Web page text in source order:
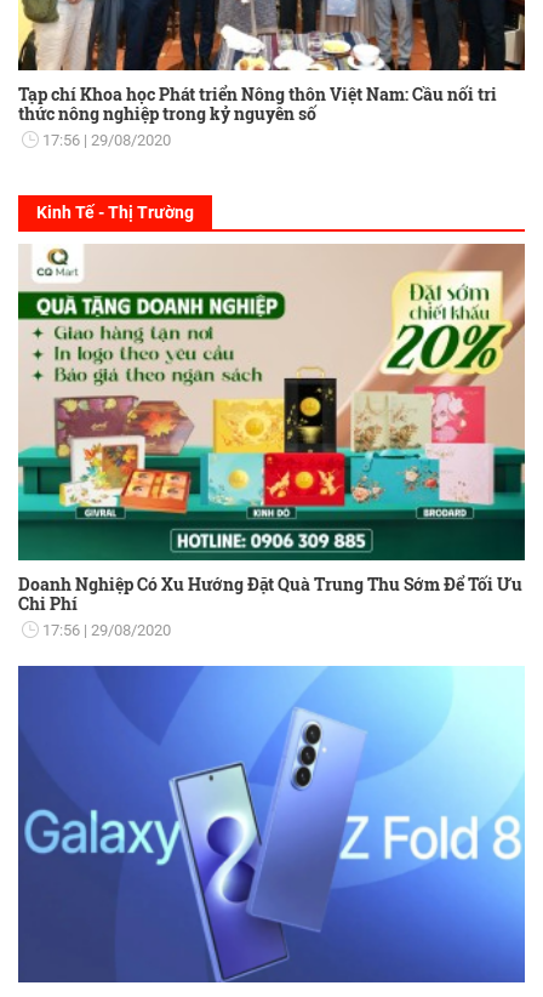
Tạp chí Khoa học Phát triển Nông thôn Việt Nam: Cầu nối tri
thức nông nghiệp trong kỷ nguyên số
17:56 29/08/2020
Kinh Tế - Thị Trường
Doanh Nghiệp Có Xu Hướng Đặt Quà Trung Thu Sớm Để Tối Ưu
Chi Phí
17:56 29/08/2020